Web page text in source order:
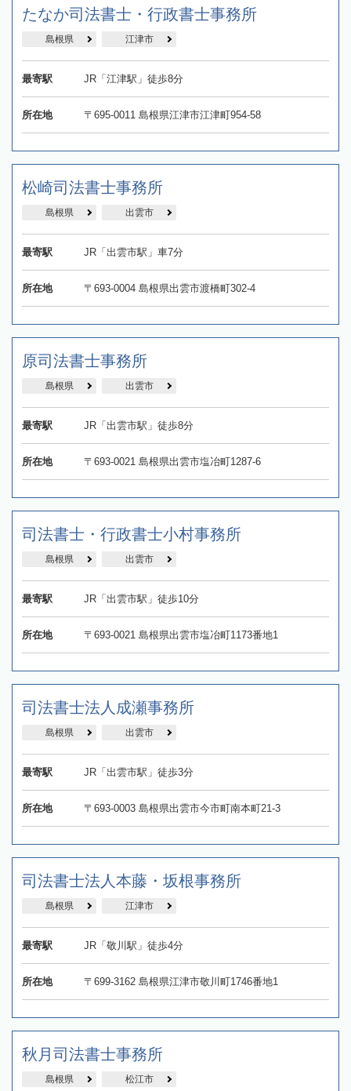
たなか司法書士・行政書士事務所
島根県 江津市
最寄駅 JR「江津駅」徒歩8分
所在地 〒695-0011 島根県江津市江津町954-58
松崎司法書士事務所
島根県 出雲市
最寄駅 JR「出雲市駅」車7分
所在地 〒693-0004 島根県出雲市渡橋町302‐4
原司法書士事務所
島根県 出雲市
最寄駅 JR「出雲市駅」徒歩8分
所在地 〒693-0021 島根県出雲市塩冶町1287-6
司法書士・行政書士小村事務所
島根県 出雲市
最寄駅 JR「出雲市駅」徒歩10分
所在地 〒693-0021 島根県出雲市塩冶町1173番地1
司法書士法人成瀬事務所
島根県 出雲市
最寄駅 JR「出雲市駅」徒歩3分
所在地 〒693-0003 島根県出雲市今市町南本町21-3
司法書士法人本藤・坂根事務所
島根県 江津市
最寄駅 JR「敬川駅」徒歩4分
所在地 〒699-3162 島根県江津市敬川町1746番地1
秋月司法書士事務所
島根県 松江市